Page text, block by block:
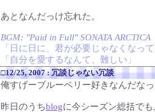
あとなんだっけ忘れた。
BGM: "Paid in Full" SONATA ARCTICA
「日に日に、君が必要じゃなくなっ
「自分を愛するなんて、難しい」
□12/25, 2007 : 冗談じゃない冗談
俺すげーブルーベリー好きなんだな
昨日のうちblogに今シーズン総括で